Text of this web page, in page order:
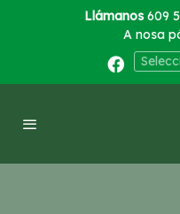
Llámanos 609
A nosa